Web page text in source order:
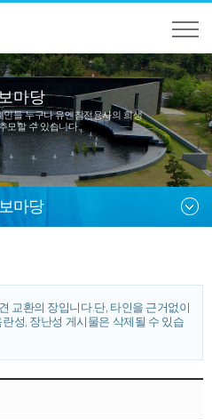
마당
인들 누구나유엔참전용사의 희생
모할 수 있습니다.
마당
교환의 장입니다.단, 타인을 근거없이
성, 장난성 게시물은 삭제될 수 있습